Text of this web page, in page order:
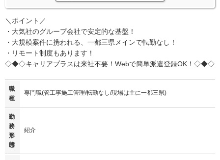
＼ポイント／
・大気社のグループ会社で安定的な基盤！
・大規模案件に携われる、一都三県メインで転勤なし！
・リモート制度もあります！
◇◆◇キャリアプラスは来社不要！Webで簡単派遣登録OK！◇◆◇
職
種
専門職(管工事施工管理/転勤なし/現場は主に一都三県)
勤
務
形
態
紹介